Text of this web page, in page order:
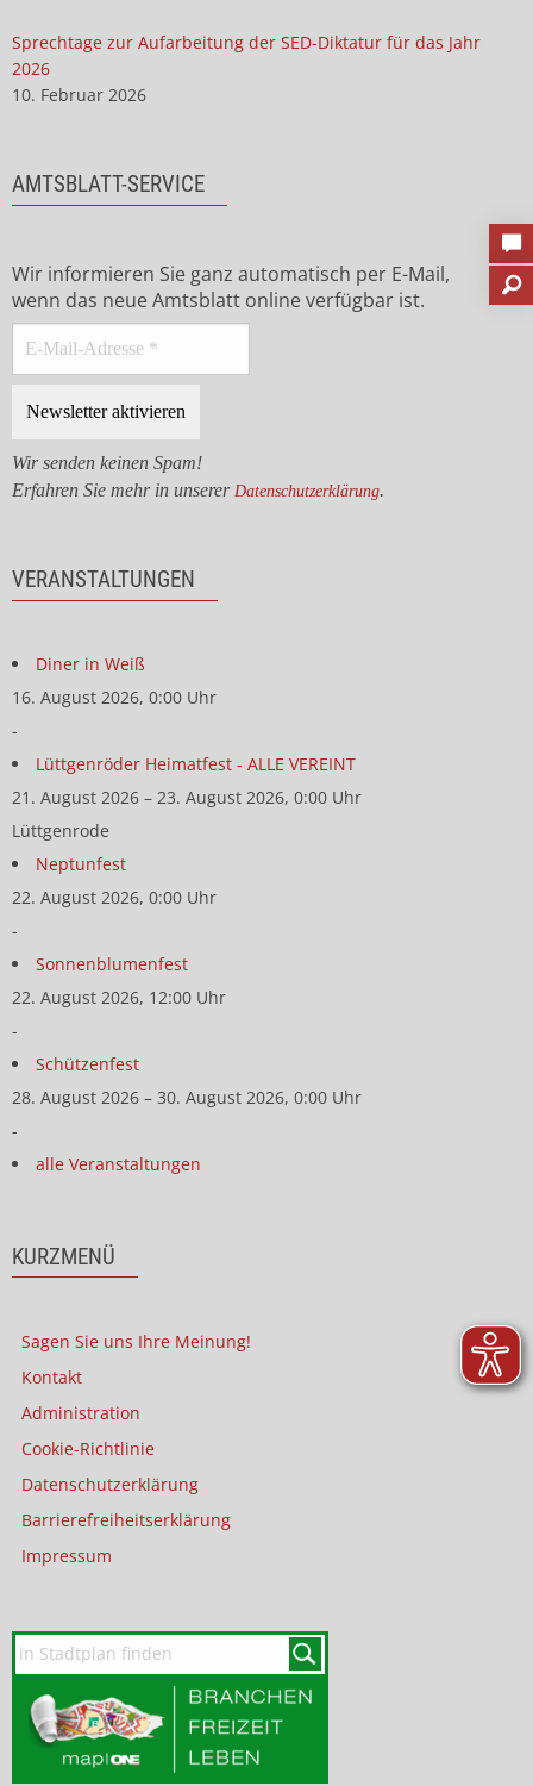
Sprechtage zur Aufarbeitung der SED-Diktatur für das Jahr
2026
10. Februar 2026
AMTSBLATT-SERVICE
Wir informieren Sie ganz automatisch per E-Mail,
wenn das neue Amtsblatt online verfügbar ist.
Wir senden keinen Spam!
Erfahren Sie mehr in unserer Datenschutzerklärung.
VERANSTALTUNGEN
Diner in Weiß
16. August 2026, 0:00 Uhr
-
Lüttgenröder Heimatfest - ALLE VEREINT
21. August 2026 – 23. August 2026, 0:00 Uhr
Lüttgenrode
Neptunfest
22. August 2026, 0:00 Uhr
-
Sonnenblumenfest
22. August 2026, 12:00 Uhr
-
Schützenfest
28. August 2026 – 30. August 2026, 0:00 Uhr
-
alle Veranstaltungen
KURZMENÜ
Sagen Sie uns Ihre Meinung!
Kontakt
Administration
Cookie-Richtlinie
Datenschutzerklärung
Barrierefreiheitserklärung
Impressum